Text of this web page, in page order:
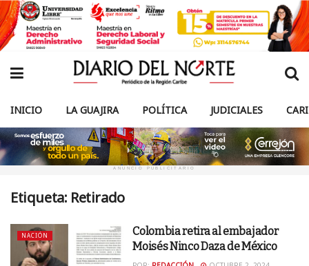
INICIO LA GUAJIRA POLÍTICA JUDICIALES
ANUNCIO PUBLICITARIO
Etiqueta: Retirado
NACIÓN
Colombia retira al embajador
Moisés Ninco Daza de México